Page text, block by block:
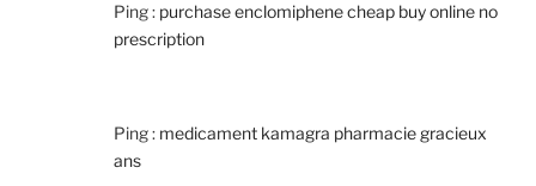
Ping : purchase enclomiphene cheap buy online no
prescription
Ping : medicament kamagra pharmacie gracieux
ans